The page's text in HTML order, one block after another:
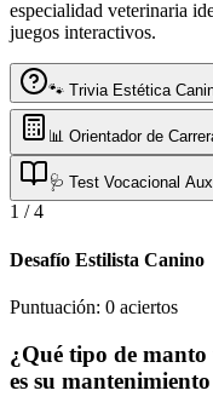
especialidad veterinaria
juegos interactivos.
🐾 Trivia Estética
📊 Orientador de
🩺 Test Vocacional
1 /4
Desafío Estilista Canino
Puntuación: 0 aciertos
¿Qué tipo de
es su